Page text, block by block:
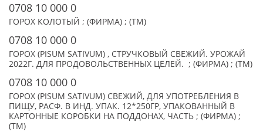
0708 10 000 0
ГОРОХ КОЛОТЫЙ ; (ФИРМА) ; (TM)
0708 10 000 0
ГОРОХ (PISUM SATIVUM) , СТРУЧКОВЫЙ СВЕЖИЙ. УРОЖАЙ
2022Г. ДЛЯ ПРОДОВОЛЬСТВЕННЫХ ЦЕЛЕЙ. ; (ФИРМА) ; (TM)
0708 10 000 0
ГОРОХ (PISUM SATIVUM) СВЕЖИЙ, ДЛЯ УПОТРЕБЛЕНИЯ В
ПИЩУ, РАСФ. В ИНД. УПАК. 12*250ГР, УПАКОВАННЫЙ В
КАРТОННЫЕ КОРОБКИ НА ПОДДОНАХ, ЧАСТЬ ; (ФИРМА) ;
(TM)